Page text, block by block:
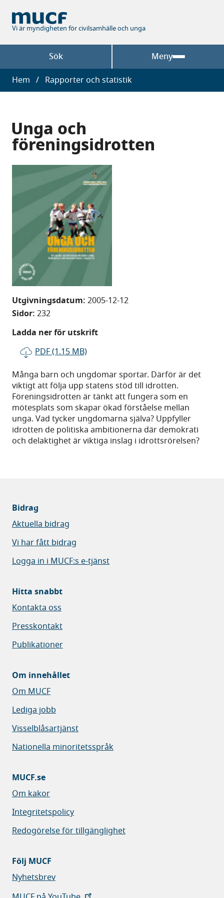
huvudinnehåll
Vi är myndigheten för civilsamhälle och unga
Sök Meny
Länkstig
Hem Rapporter och statistik
Unga och
föreningsidrotten
Utgivningsdatum: 2005-12-12
Sidor: 232
Ladda ner för utskrift
PDF (1.15 MB)
Många barn och ungdomar sportar. Därför är det
viktigt att följa upp statens stöd till idrotten.
Föreningsidrotten är tänkt att fungera som en
mötesplats som skapar ökad förståelse mellan
unga. Vad tycker ungdomarna själva? Uppfyller
idrotten de politiska ambitionerna där demokrati
och delaktighet är viktiga inslag i idrottsrörelsen?
Bidrag
Aktuella bidrag
Vi har fått bidrag
Logga in i MUCF:s e-tjänst
Hitta snabbt
Kontakta oss
Presskontakt
Publikationer
Om innehållet
Om MUCF
Lediga jobb
Visselblåsartjänst
Nationella minoritetsspråk
MUCF.se
Om kakor
Integritetspolicy
Redogörelse för tillgänglighet
Följ MUCF
Nyhetsbrev